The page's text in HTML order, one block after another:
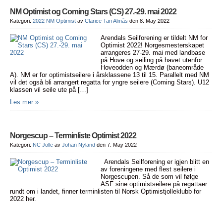
NM Optimist og Coming Stars (CS) 27.-29. mai 2022
Kategori: 2022 NM Optimist av Clarice Tan Almås den 8. May 2022
Arendals Seilforening er tildelt NM for
Optimist 2022! Norgesmesterskapet
arrangeres 27-29. mai med landbase
på Hove og seiling på havet utenfor
Hoveodden og Mærdø (baneområde
A). NM er for optimistseilere i årsklassene 13 til 15. Parallelt med NM
vil det også bli arrangert regatta for yngre seilere (Coming Stars). U12
klassen vil seile ute på […]
Les mer »
Norgescup – Terminliste Optimist 2022
Kategori: NC Jolle av Johan Nyland den 7. May 2022
Arendals Seilforening er igjen blitt en
av foreningene med flest seilere i
Norgescupen. Så de som vil følge
ASF sine optimistseilere på regattaer
rundt om i landet, finner terminlisten til Norsk Optimistjolleklubb for
2022 her.